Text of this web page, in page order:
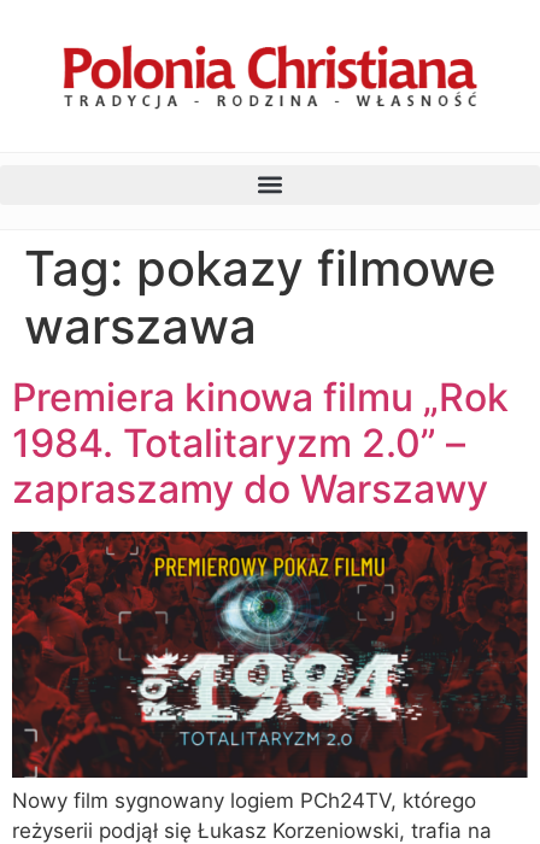
Tag: pokazy filmowe
warszawa
Premiera kinowa filmu „Rok
1984. Totalitaryzm 2.0” –
zapraszamy do Warszawy
Nowy film sygnowany logiem PCh24TV, którego
reżyserii podjął się Łukasz Korzeniowski, trafia na